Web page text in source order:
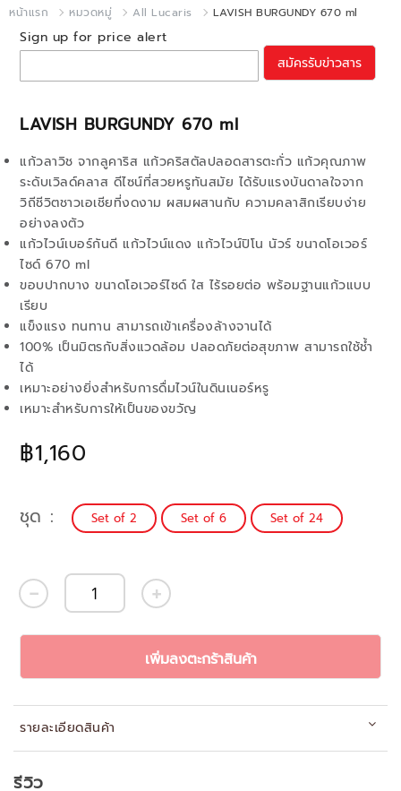
หน้าแรก หมวดหมู่ All Lucaris LAVISH BURGUNDY 670 ml
LAVISH BURGUNDY 670 ml
฿1,160
แก้วลาวิช จากลูคาริส แก้วคริสตัลปลอดสารตะกั่ว แก้วคุณภาพ
ระดับเวิลด์คลาส ดีไซน์ที่สวยหรูทันสมัย ได้รับแรงบันดาลใจจาก
วิถีชีวิตชาวเอเชียที่งดงาม ผสมผสานกับ ความคลาสิกเรียบง่าย
อย่างลงตัว
แก้วไวน์เบอร์กันดี แก้วไวน์แดง แก้วไวน์ปิโน นัวร์ ขนาดโอเวอร์
ไซด์ 670 ml
ขอบปากบาง ขนาดโอเวอร์ไซด์ ใส ไร้รอยต่อ พร้อมฐานแก้วแบบ
เรียบ
แข็งแรง ทนทาน สามารถเข้าเครื่องล้างจานได้
100% เป็นมิตรกับสิ่งแวดล้อม ปลอดภัยต่อสุขภาพ สามารถใช้ช้ำ
ได้
เหมาะอย่างยิ่งสำหรับการดื่มไวน์ในดินเนอร์หรู
เหมาะสำหรับการให้เป็นของขวัญ
Sign up for price alert
สมัครรับข่าวสาร
ชุด Set of 2 Set of 6 Set of 24
เพิ่มลงตะกร้าสินค้า
รายละเอียดสินค้า
รีวิว